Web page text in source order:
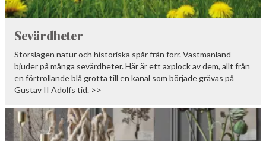
Sevärdheter
Storslagen natur och historiska spår från förr. Västmanland
bjuder på många sevärdheter. Här är ett axplock av dem, allt från
en förtrollande blå grotta till en kanal som började grävas på
Gustav II Adolfs tid. >>